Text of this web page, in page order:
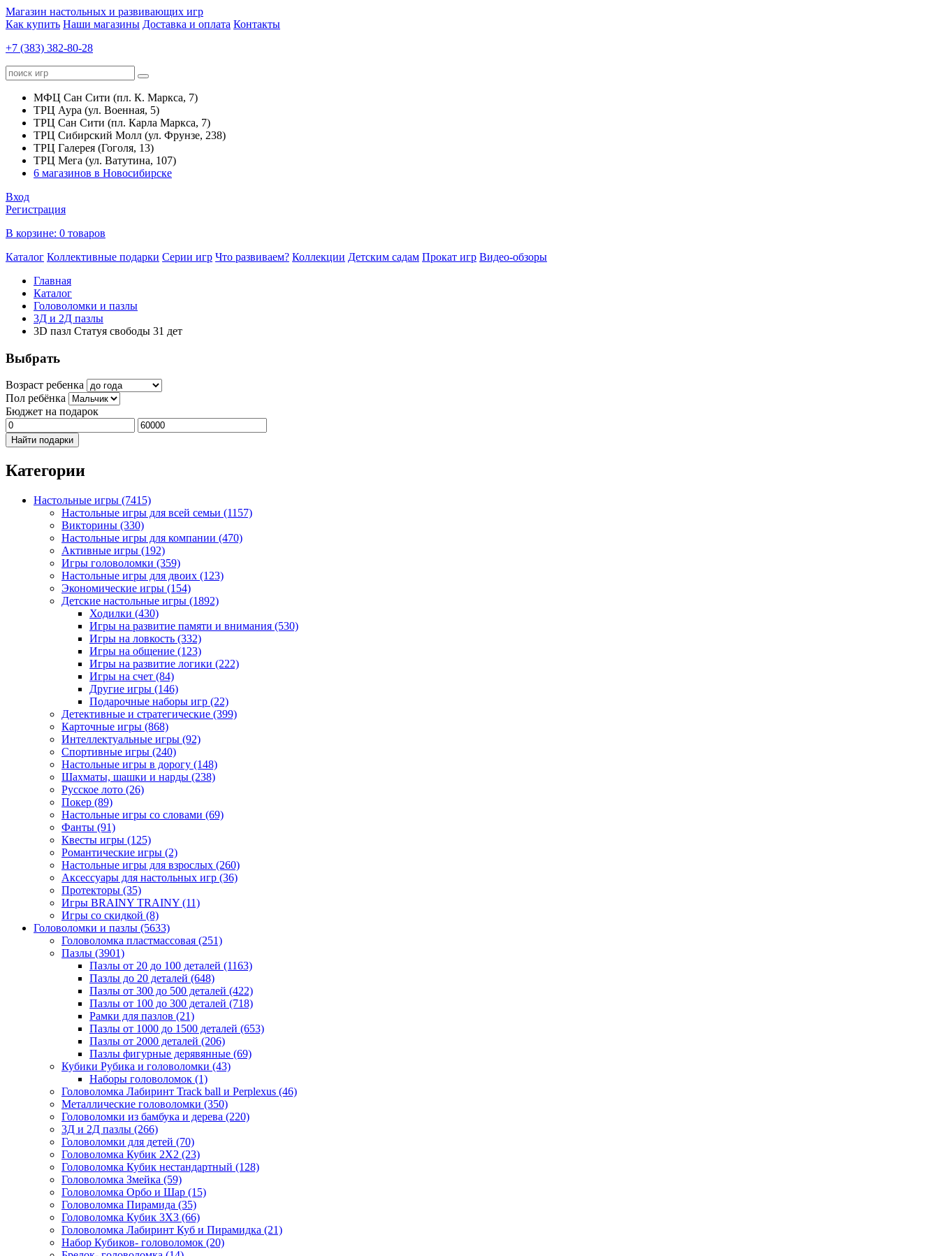
Магазин настольных и развивающих игр
Как купить Наши магазины Доставка и оплата Контакты
+7 (383) 382-80-28
МФЦ Сан Сити (пл. К. Маркса, 7)
ТРЦ Аура (ул. Военная, 5)
ТРЦ Сан Сити (пл. Карла Маркса, 7)
ТРЦ Сибирский Молл (ул. Фрунзе, 238)
ТРЦ Галерея (Гоголя, 13)
ТРЦ Мега (ул. Ватутина, 107)
6 магазинов в Новосибирске
Вход
Регистрация
В корзине: 0 товаров
Каталог Коллективные подарки Серии игр Что развиваем? Коллекции Детским садам Прокат игр Видео-обзоры
Главная
Каталог
Головоломки и пазлы
3Д и 2Д пазлы
3D пазл Статуя свободы 31 дет
Выбрать
Возраст ребенка
Пол ребёнка
Бюджет на подарок
Найти подарки
Категории
Настольные игры (7415)
Настольные игры для всей семьи (1157)
Викторины (330)
Настольные игры для компании (470)
Активные игры (192)
Игры головоломки (359)
Настольные игры для двоих (123)
Экономические игры (154)
Детские настольные игры (1892)
Ходилки (430)
Игры на развитие памяти и внимания (530)
Игры на ловкость (332)
Игры на общение (123)
Игры на развитие логики (222)
Игры на счет (84)
Другие игры (146)
Подарочные наборы игр (22)
Детективные и стратегические (399)
Карточные игры (868)
Интеллектуальные игры (92)
Спортивные игры (240)
Настольные игры в дорогу (148)
Шахматы, шашки и нарды (238)
Русское лото (26)
Покер (89)
Настольные игры со словами (69)
Фанты (91)
Квесты игры (125)
Романтические игры (2)
Настольные игры для взрослых (260)
Аксессуары для настольных игр (36)
Протекторы (35)
Игры BRAINY TRAINY (11)
Игры со скидкой (8)
Головоломки и пазлы (5633)
Головоломка пластмассовая (251)
Пазлы (3901)
Пазлы от 20 до 100 деталей (1163)
Пазлы до 20 деталей (648)
Пазлы от 300 до 500 деталей (422)
Пазлы от 100 до 300 деталей (718)
Рамки для пазлов (21)
Пазлы от 1000 до 1500 деталей (653)
Пазлы от 2000 деталей (206)
Пазлы фигурные дерявянные (69)
Кубики Рубика и головоломки (43)
Наборы головоломок (1)
Головоломка Лабиринт Track ball и Perplexus (46)
Металлические головоломки (350)
Головоломки из бамбука и дерева (220)
3Д и 2Д пазлы (266)
Головоломки для детей (70)
Головоломка Кубик 2Х2 (23)
Головоломка Кубик нестандартный (128)
Головоломка Змейка (59)
Головоломка Орбо и Шар (15)
Головоломка Пирамида (35)
Головоломка Кубик 3Х3 (66)
Головоломка Лабиринт Куб и Пирамидка (21)
Набор Кубиков- головоломок (20)